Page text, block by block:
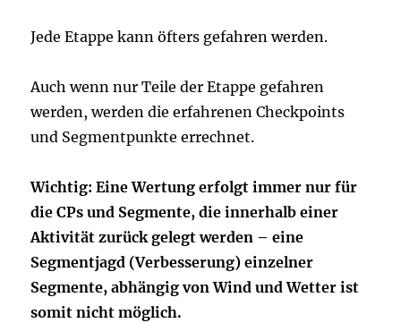
Jede Etappe kann öfters gefahren werden.
Auch wenn nur Teile der Etappe gefahren
werden, werden die erfahrenen Checkpoints
und Segmentpunkte errechnet.
Wichtig: Eine Wertung erfolgt immer nur für
die CPs und Segmente, die innerhalb einer
Aktivität zurück gelegt werden – eine
Segmentjagd (Verbesserung) einzelner
Segmente, abhängig von Wind und Wetter ist
somit nicht möglich.